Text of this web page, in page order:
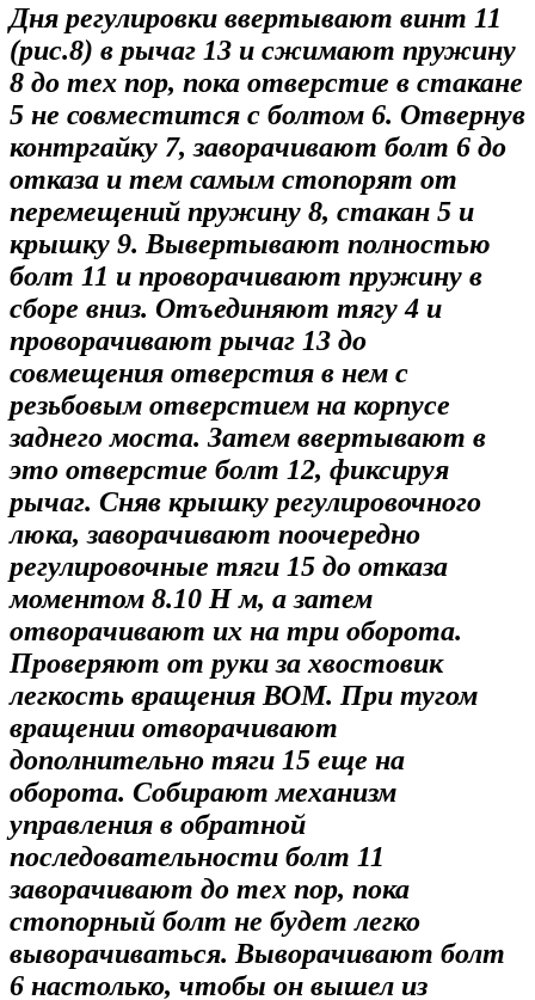
Дня регулировки ввертывают винт 11
(рис.8) в рычаг 13 и сжимают пружину
8 до тех пор, пока отверстие в стакане
5 не совместится с болтом 6. Отвернув
контргайку 7, заворачивают болт 6 до
отказа и тем самым стопорят от
перемещений пружину 8, стакан 5 и
крышку 9. Вывертывают полностью
болт 11 и проворачивают пружину в
сборе вниз. Отъединяют тягу 4 и
проворачивают рычаг 13 до
совмещения отверстия в нем с
резьбовым отверстием на корпусе
заднего моста. Затем ввертывают в
это отверстие болт 12, фиксируя
рычаг. Сняв крышку регулировочного
люка, заворачивают поочередно
регулировочные тяги 15 до отказа
моментом 8.10 Н м, а затем
отворачивают их на три оборота.
Проверяют от руки за хвостовик
легкость вращения ВОМ. При тугом
вращении отворачивают
дополнительно тяги 15 еще на
оборота. Собирают механизм
управления в обратной
последовательности болт 11
заворачивают до тех пор, пока
стопорный болт не будет легко
выворачиваться. Выворачивают болт
6 настолько, чтобы он вышел из